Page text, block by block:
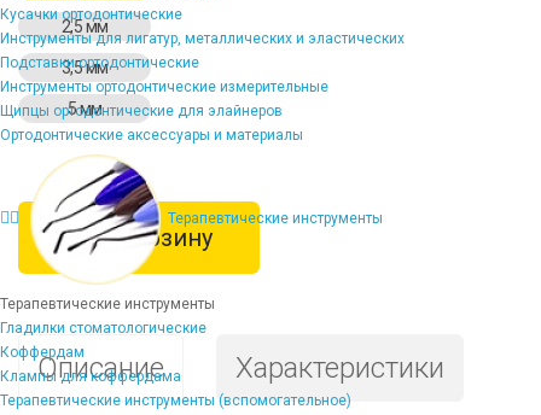
Кусачки ортодонтические
Инструменты для лигатур, металлических и эластических
Подставки ортодонтические
Инструменты ортодонтические измерительные
Щипцы ортодонтические для элайнеров
Ортодонтические аксессуары и материалы
Терапевтические инструменты
Терапевтические инструменты
Гладилки стоматологические
Коффердам
Клампы для коффердама
Терапевтические инструменты (вспомогательное)
2,5 мм
3,5 мм
5 мм
В корзину
Описание Характеристики